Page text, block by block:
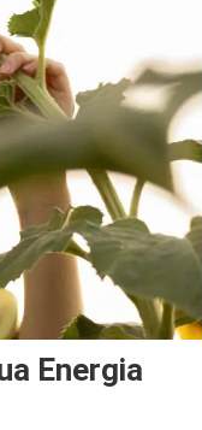
Energia